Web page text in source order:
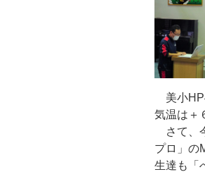
美小HP
気温は＋
さて、
プロ」の
生達も「